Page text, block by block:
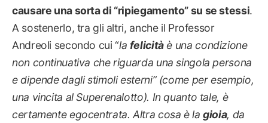
causare una sorta di “ripiegamento” su se stessi.
A sostenerlo, tra gli altri, anche il Professor
Andreoli secondo cui “la felicitàè una condizione
non continuativa che riguarda una singola persona
e dipende dagli stimoli esterni” (come per esempio,
una vincita al Superenalotto). In quanto tale, è
certamente egocentrata. Altra cosa è lagioia, da